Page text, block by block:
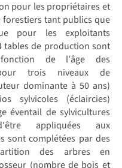
pour les propriétaires et
forestiers tant publics que
pour les exploitants
tables de production sont
de l'âge des
trois niveaux de
dominante à 50 ans)
sylvicoles (éclaircies)
éventail de sylvicultures
appliquées aux
sont complétées par des
des arbres en
(nombre de bois et